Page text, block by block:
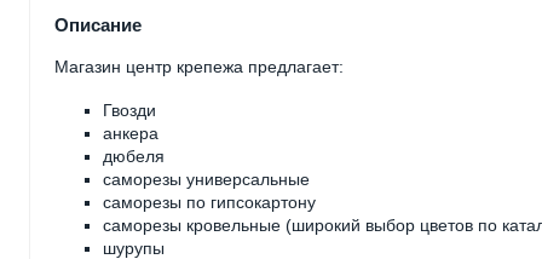
Описание
Магазин центр крепежа предлагает:
Гвозди
анкера
дюбеля
саморезы универсальные
саморезы по гипсокартону
саморезы кровельные (широкий выбор цветов по
шурупы